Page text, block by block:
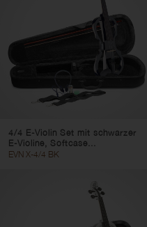
4/4 E-Violin Set mit schwarzer
E-Violine, Softcase...
EVN X-4/4 BK